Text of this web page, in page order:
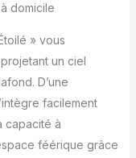
et
ciel étoilé
l'application
intelligent
Allumez et
la lumière,
la musique,
domicile
» vous
un ciel
D’une
facilement
capacité à
féérique grâce